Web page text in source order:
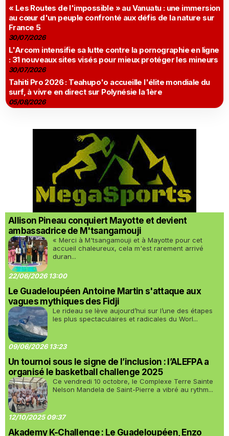
« Les Routes de l'impossible » au Vanuatu : une immersion
au cœur d'un peuple confronté aux défis de la nature sur
France 5
30/07/2026
L'Arcom intensifie sa lutte contre la pornographie en ligne
: 31 nouveaux sites visés pour mieux protéger les mineurs
30/07/2026
Tahiti Pro 2026 : Teahupo'o accueille l'élite mondiale du
surf, à vivre en direct sur Polynésie la 1ère
05/08/2026
Allison Pineau conquiert Mayotte et devient
ambassadrice de M'tsangamouji
« Merci à M'tsangamouji et à Mayotte pour cet
accueil chaleureux, cela m'est rarement arrivé
duran...
22/06/2026 13:00
Le Guadeloupéen Antoine Martin s'attaque aux
vagues mythiques des Fidji
Le rideau se lève aujourd’hui sur l’une des étapes
les plus spectaculaires et radicales du Worl...
09/06/2026 13:23
Un tournoi sous le signe de l’inclusion : l’ALEFPA a
organisé le basketball challenge 2025
Ce vendredi 10 octobre, le Complexe Terre Sainte
Nelson Mandela de Saint-Pierre a vibré au rythm...
12/10/2025 09:37
Akademy K-Challenge : Le Guadeloupéen, Enzo